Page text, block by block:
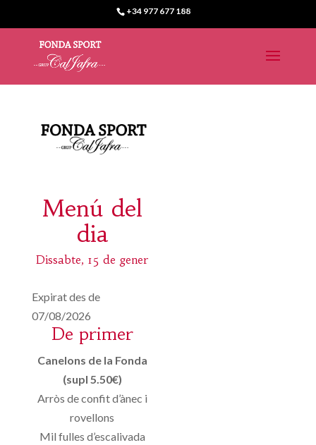
+34 977 677 188
Menú del
dia
Dissabte, 15 de gener
Expirat des de
07/08/2026
De primer
Canelons de la Fonda
(supl 5.50€)
Arròs de confit d’ànec i
rovellons
Mil fulles d’escalivada